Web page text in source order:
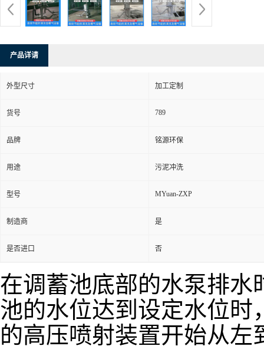
产品详请
外型尺寸 加工定制
货号 789
品牌 铭源环保
用途 污泥冲洗
型号 MYuan-ZXP
制造商 是
是否进口 否
在调蓄池底部的水泵排水
池的水位达到设定水位时
的高压喷射装置开始从左